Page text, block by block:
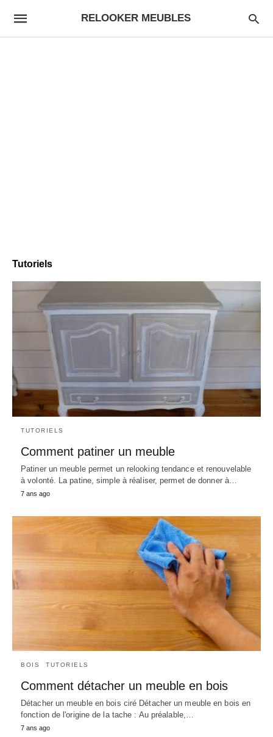
RELOOKER MEUBLES
Tutoriels
TUTORIELS
Comment patiner un meuble
Patiner un meuble permet un relooking tendance et renouvelable
à volonté. La patine, simple à réaliser, permet de donner à…
7 ans ago
BOIS TUTORIELS
Comment détacher un meuble en bois
Détacher un meuble en bois ciré Détacher un meuble en bois en
fonction de l'origine de la tache : Au préalable,…
7 ans ago